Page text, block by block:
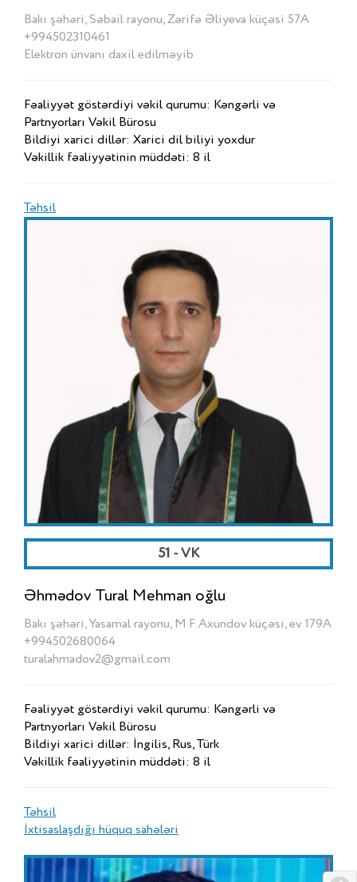
Bakı şəhəri, Səbail rayonu, Zərifə Əliyeva küçəsi 57A
+994502310461
Elektron ünvanı daxil edilməyib
Fəaliyyət göstərdiyi vəkil qurumu: Kəngərli və
Partnyorları Vəkil Bürosu
Bildiyi xarici dillər: Xarici dil biliyi yoxdur
Vəkillik fəaliyyətinin müddəti: 8 il
Təhsil
51 - VK
Əhmədov Tural Mehman oğlu
Bakı şəhəri, Yasamal rayonu, M.F.Axundov küçəsi, ev 179A
+994502680064
turalahmadov2@gmail.com
Fəaliyyət göstərdiyi vəkil qurumu: Kəngərli və
Partnyorları Vəkil Bürosu
Bildiyi xarici dillər: İngilis, Rus, Türk
Vəkillik fəaliyyətinin müddəti: 8 il
Təhsil
İxtisaslaşdığı hüquq sahələri